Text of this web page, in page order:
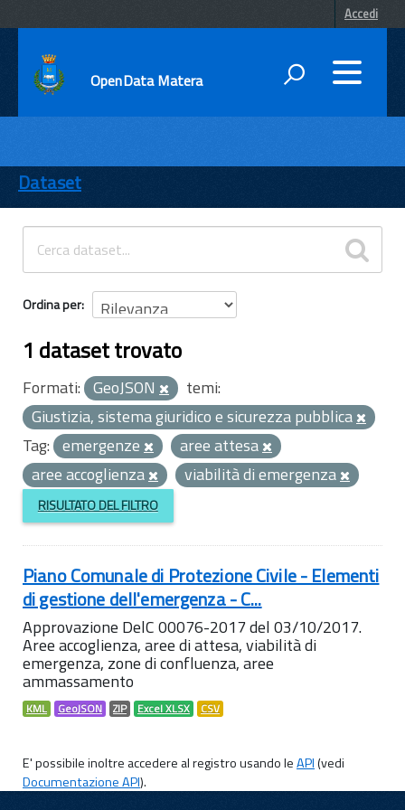
Accedi
OpenData Matera
ENTI
TEMI
INFORMAZIONI
Dataset
Ordina per
1 dataset trovato
Formati: GeoJSON
temi:
Giustizia, sistema giuridico e sicurezza pubblica
Tag: emergenze
aree attesa
aree accoglienza
viabilità di emergenza
RISULTATO DEL FILTRO
Piano Comunale di Protezione Civile - Elementi
di gestione dell'emergenza - C...
Approvazione DelC 00076-2017 del 03/10/2017.
Aree accoglienza, aree di attesa, viabilità di
emergenza, zone di confluenza, aree
ammassamento
KML GeoJSON ZIP Excel XLSX CSV
E' possibile inoltre accedere al registro usando leAPI(vedi
Documentazione API).